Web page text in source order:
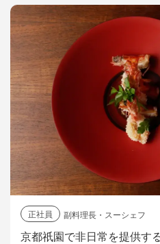
正社員
副料理長・スーシェフ
京都祇園で非日常を提供す